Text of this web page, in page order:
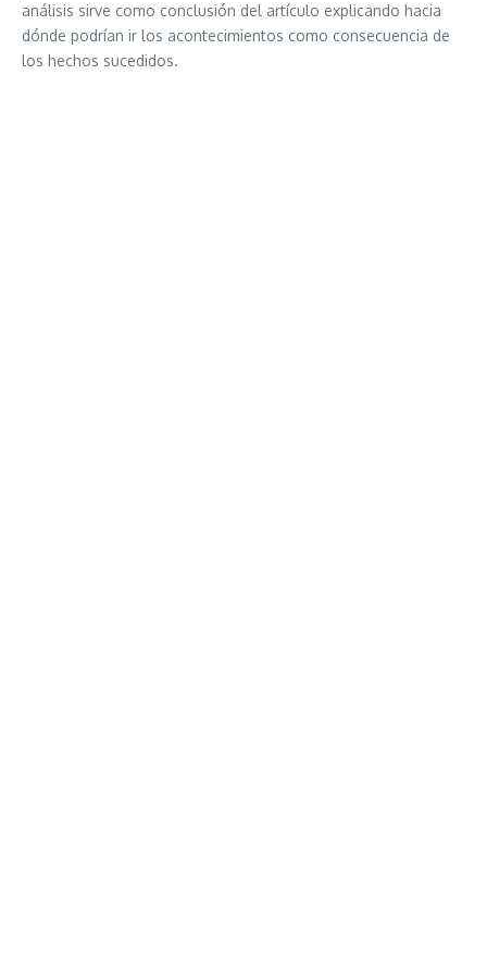
análisis sirve como conclusión del artículo explicando hacia
dónde podrían ir los acontecimientos como consecuencia de
los hechos sucedidos.